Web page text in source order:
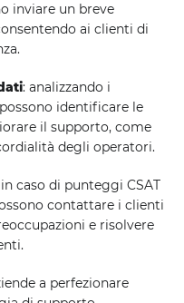
inviare un breve
ai clienti di
: analizzando i
identificare le
il supporto, come
degli operatori.
in caso di punteggi CSAT
contattare i clienti
e risolvere
a perfezionare